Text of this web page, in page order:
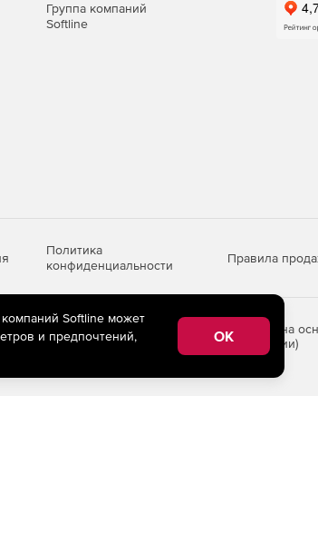
Группа компаний
Softline
Политика
конфиденциальности
Правила
технологии предоставления информации на
на территории Российской Федерации)
Softline может
и предпочтений,
OK